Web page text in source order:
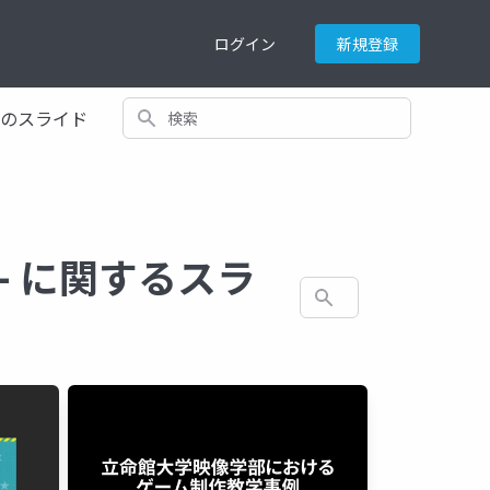
ログイン 新規登録
スライド 検索
関するスラ 検索